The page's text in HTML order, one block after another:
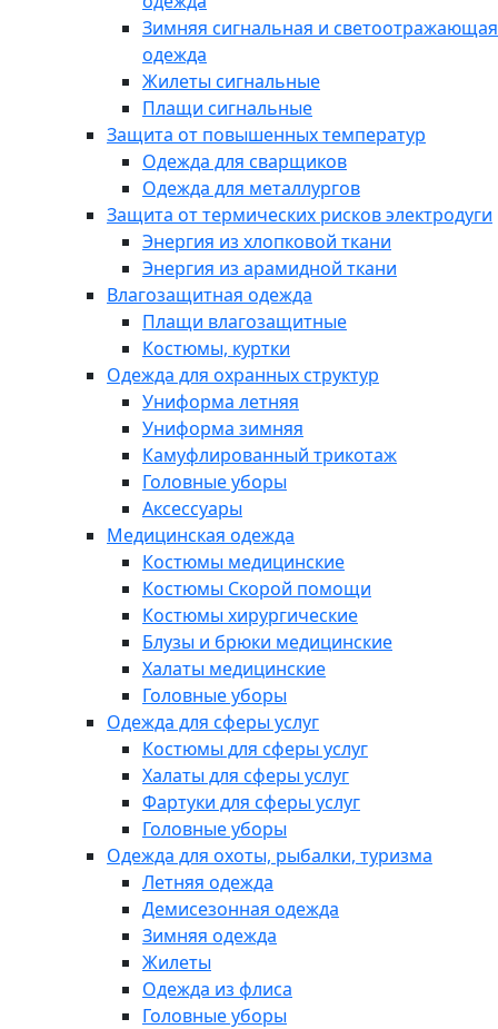
Зимняя сигнальная и светоотражающая
одежда
Жилеты сигнальные
Плащи сигнальные
Защита от повышенных температур
Одежда для сварщиков
Одежда для металлургов
Защита от термических рисков электродуги
Энергия из хлопковой ткани
Энергия из арамидной ткани
Влагозащитная одежда
Плащи влагозащитные
Костюмы, куртки
Одежда для охранных структур
Униформа летняя
Униформа зимняя
Камуфлированный трикотаж
Головные уборы
Аксессуары
Медицинская одежда
Костюмы медицинские
Костюмы Скорой помощи
Костюмы хирургические
Блузы и брюки медицинские
Халаты медицинские
Головные уборы
Одежда для сферы услуг
Костюмы для сферы услуг
Халаты для сферы услуг
Фартуки для сферы услуг
Головные уборы
Одежда для охоты, рыбалки, туризма
Летняя одежда
Демисезонная одежда
Зимняя одежда
Жилеты
Одежда из флиса
Головные уборы